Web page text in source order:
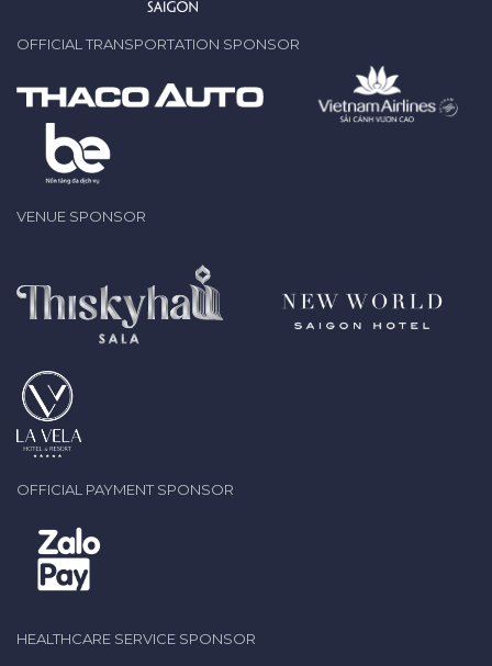
OFFICIAL TRANSPORTATION SPONSOR
VENUE SPONSOR
OFFICIAL PAYMENT SPONSOR
HEALTHCARE SERVICE SPONSOR